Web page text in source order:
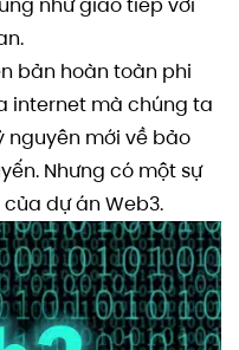
như giao tiếp với
bản hoàn toàn phi
internet mà chúng ta
nguyên mới về bảo
Nhưng có một sự
dự án Web3.